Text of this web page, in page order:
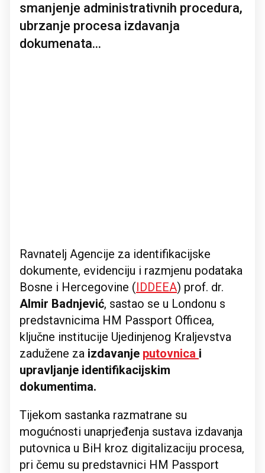
smanjenje administrativnih procedura,
ubrzanje procesa izdavanja
dokumenata...
Ravnatelj Agencije za identifikacijske
dokumente, evidenciju i razmjenu podataka
Bosne i Hercegovine (IDDEEA) prof. dr.
Almir Badnjević, sastao se u Londonu s
predstavnicima HM Passport Officea,
ključne institucije Ujedinjenog Kraljevstva
zadužene za izdavanje putovnica i
upravljanje identifikacijskim
dokumentima.
Tijekom sastanka razmatrane su
mogućnosti unaprjeđenja sustava izdavanja
putovnica u BiH kroz digitalizaciju procesa,
pri čemu su predstavnici HM Passport